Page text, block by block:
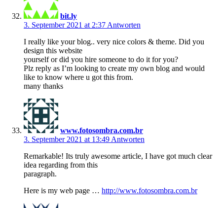
bit.ly
3. September 2021 at 2:37 Antworten
I really like your blog.. very nice colors & theme. Did you
design this website
yourself or did you hire someone to do it for you?
Plz reply as I’m looking to create my own blog and would
like to know where u got this from.
many thanks
www.fotosombra.com.br
3. September 2021 at 13:49 Antworten
Remarkable! Its truly awesome article, I have got much clear
idea regarding from this
paragraph.
Here is my web page … http://www.fotosombra.com.br